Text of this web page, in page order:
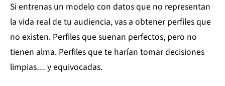
Si entrenas un modelo con datos que no representan
la vida real de tu audiencia, vas a obtener perfiles que
no existen. Perfiles que suenan perfectos, pero no
tienen alma. Perfiles que te harían tomar decisiones
limpias… y equivocadas.